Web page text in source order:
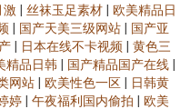
激 | 丝袜玉足素材 | 欧美精品日
| 国产天美三级网站 | 国产亚
| 日本在线不卡视频 | 黄色三
精品日韩 | 国产精品国产在线 |
网站 | 欧美性色一区 | 日韩黄
婷 | 午夜福利国内偷拍 | 欧美